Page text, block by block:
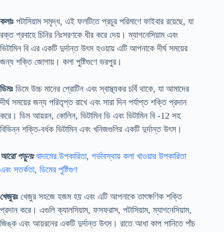
কলাঃ পটাসিয়াম সমৃদ্ধ, এই ফলটিতে প্রচুর পরিমাণে ফাইবার রয়েছে, যা
রক্ত ​​​​প্রবাহে চিনির নিঃসরণকে ধীর করে দেয়। ম্যাগনেসিয়াম এবং
ভিটামিন বি এর একটি দুর্দান্ত উৎস হওয়ায় এটি আপনাকে দীর্ঘ সময়ের
জন্য শক্তি জোগায়। কলা পুষ্টিগুণে ভরপুর।
ডিমঃ ডিমে উচ্চ মানের প্রোটিন এবং স্বাস্থ্যকর চর্বি থাকে, যা আমাদের
দীর্ঘ সময়ের জন্য পরিতৃপ্ত রাখে এবং সারা দিন পর্যাপ্ত শক্তি প্রদান
করে। ডিম আয়রন, কোলিন, ভিটামিন ডি এবং ভিটামিন বি -12 সহ
বিভিন্ন শক্তি-বর্ধক ভিটামিন এবং খনিজগুলির একটি দুর্দান্ত উৎস।
আরো পড়ুনঃ বাদামের উপকারিতা, গর্ভাবস্থায় কলা খাওয়ার উপকারিতা
এবং সতর্কতা, ডিমের পুষ্টিগুণ
খেজুরঃ খেজুর সহজে হজম হয় এবং এটি আপনাকে তাৎক্ষণিক শক্তি
প্রদান করে। এগুলি ক্যালসিয়াম, ফসফরাস, পটাসিয়াম, ম্যাগনেসিয়াম,
জিঙ্ক এবং আয়রনের একটি দুর্দান্ত উৎস। রাতে আধা কাপ পানিতে পাঁচ